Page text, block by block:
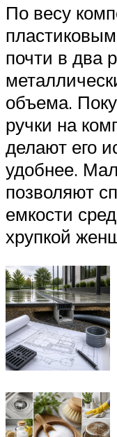
По весу
почти в два
объема.
ручки на
делают его
удобнее.
позволяют
емкости
хрупкой